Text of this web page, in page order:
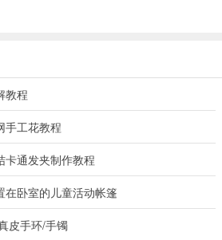
教程
手工花教程
卡通发夹制作教程
卧室的儿童活动帐篷
皮手环/手镯